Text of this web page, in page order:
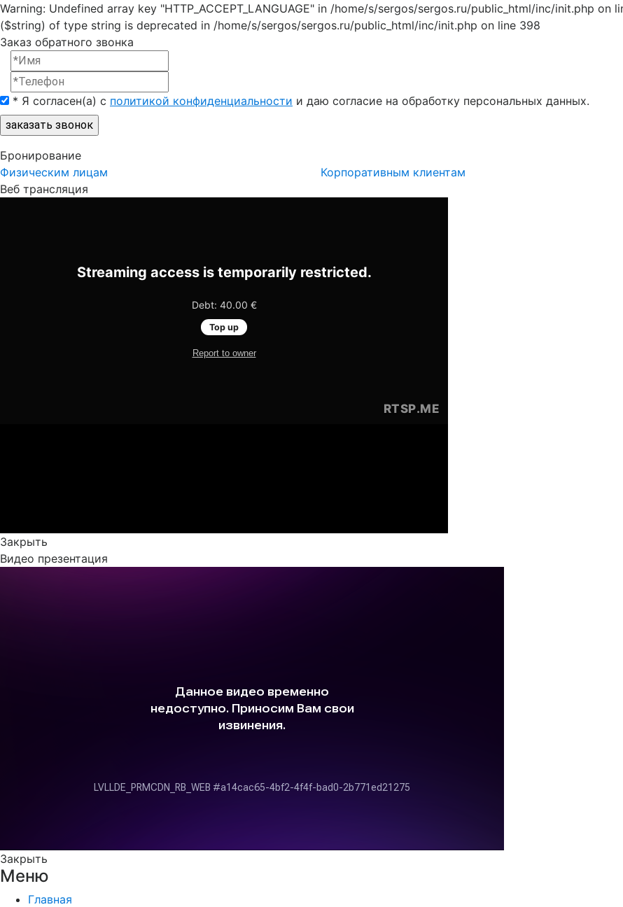
Warning: Undefined array key "HTTP_ACCEPT_LANGUAGE" in /home/s/sergos/sergos.ru/public_html/inc/init.php
($string) of type string is deprecated in /home/s/sergos/sergos.ru/public_html/inc/init.php on line 398
Заказ обратного звонка
* Я согласен(a) с политикой конфиденциальности и даю согласие на обработку персональных данных.
заказать звонок
Бронирование
Физическим лицам
Корпоративным клиентам
Веб трансляция
Закрыть
Видео презентация
Закрыть
Меню
Главная